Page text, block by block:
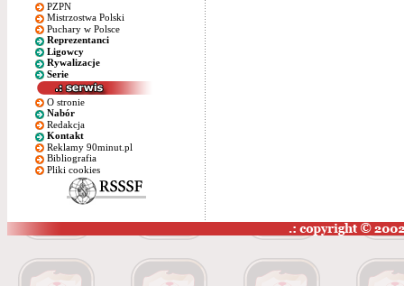
PZPN
Mistrzostwa Polski
Puchary w Polsce
Reprezentanci
Ligowcy
Rywalizacje
Serie
O stronie
Nabór
Redakcja
Kontakt
Reklamy 90minut.pl
Bibliografia
Pliki cookies